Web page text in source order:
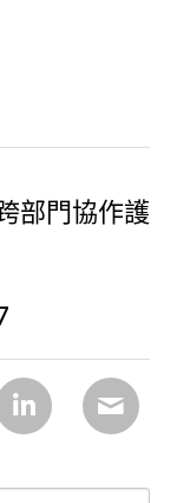
部門協作護